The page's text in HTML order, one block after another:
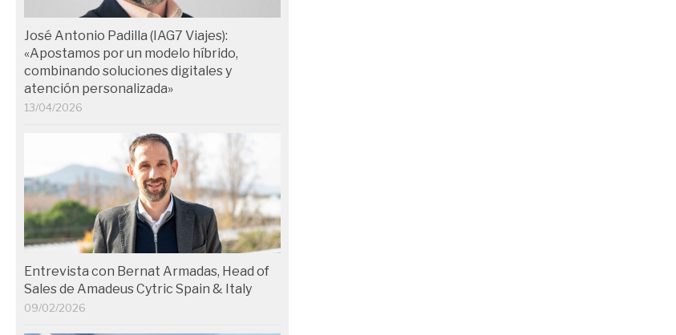
José Antonio Padilla (IAG7 Viajes):
«Apostamos por un modelo híbrido,
combinando soluciones digitales y
atención personalizada»
13/04/2026
Entrevista con Bernat Armadas, Head of
Sales de Amadeus Cytric Spain & Italy
09/02/2026